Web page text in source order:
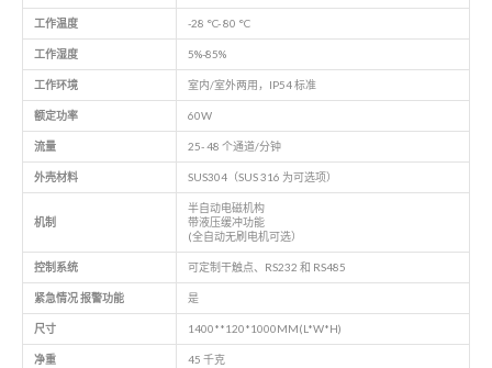
工作温度 -28 °C- 80 °C
工作湿度 5%-85%
工作环境 室内/室外两用，IP54 标准
额定功率 60W
流量 25- 48 个通道/分钟
外壳材料 SUS304（SUS 316 为可选项）
机制
半自动电磁机构
带液压缓冲功能
(全自动无刷电机可选）
控制系统 可定制干触点、RS232 和 RS485
紧急情况报警功能 是
尺寸 1400**120*1000MM(L*W*H)
净重 45 千克